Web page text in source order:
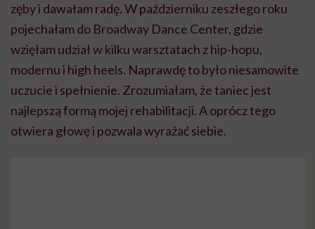
zęby i dawałam radę. W październiku zeszłego roku
pojechałam do Broadway Dance Center, gdzie
wzięłam udział w kilku warsztatach z hip-hopu,
modernu i high heels. Naprawdę to było niesamowite
uczucie i spełnienie. Zrozumiałam, że taniec jest
najlepszą formą mojej rehabilitacji. A oprócz tego
otwiera głowę i pozwala wyrażać siebie.